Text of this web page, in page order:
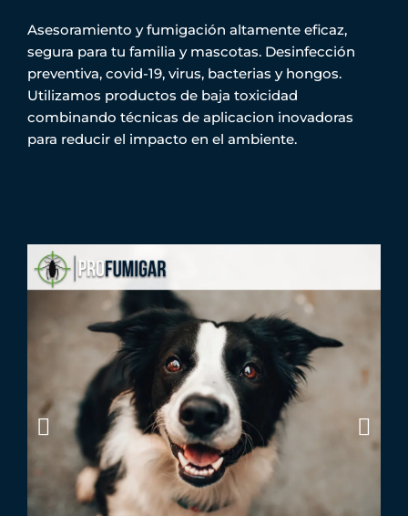
Asesoramiento y fumigación altamente eficaz,
segura para tu familia y mascotas. Desinfección
preventiva, covid-19, virus, bacterias y hongos.
Utilizamos productos de baja toxicidad
combinando técnicas de aplicacion inovadoras
para reducir el impacto en el ambiente.